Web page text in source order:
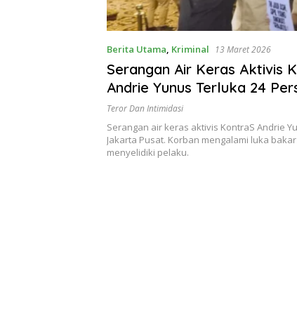
Berita Utama, Kriminal 13 Maret 2026
Serangan Air Keras Aktivis
Andrie Yunus Terluka 24
Teror Dan Intimidasi
Serangan air keras aktivis KontraS Andrie
Jakarta Pusat. Korban mengalami luka
menyelidiki pelaku.